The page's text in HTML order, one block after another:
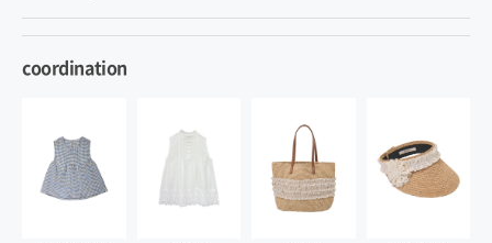
coordination